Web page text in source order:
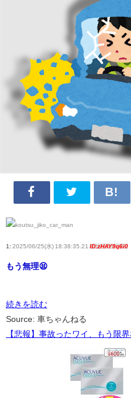
1: 2025/06/25(水) 18:38:35.21 ID:zHAY9q6i0
もう無理😫
続きを読む
Source: 車ちゃんねる
【悲報】事故ったワイ、もう限